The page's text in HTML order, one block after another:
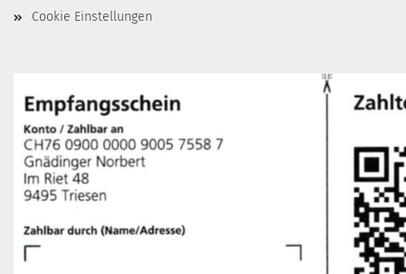
Cookie Einstellungen